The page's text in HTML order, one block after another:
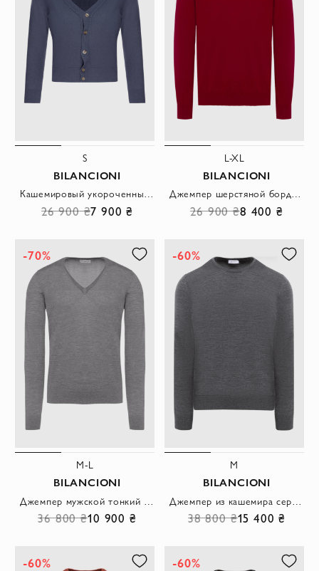
S
BILANCIONI
Кашемировый укороченный кардиган фиолетовый с глубоким вырезом
26 900 ₴7 900 ₴
L-XL
BILANCIONI
Джемпер шерстяной бордовый с круглым вырезом мужской
26 900 ₴8 400 ₴
-70%
M-L
BILANCIONI
36 800 ₴10 900 ₴
-60%
M
BILANCIONI
38 800 ₴15 400 ₴
-60% -60%